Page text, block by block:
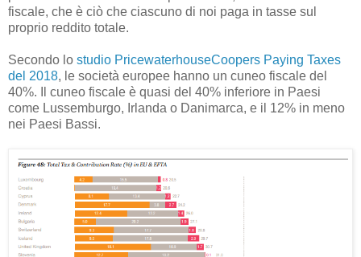
fiscale, che è ciò che ciascuno di noi paga in tasse sul
proprio reddito totale.
Secondo lo studio PricewaterhouseCoopers Paying Taxes
del 2018, le società europee hanno un cuneo fiscale del
40%. Il cuneo fiscale è quasi del 40% inferiore in Paesi
come Lussemburgo, Irlanda o Danimarca, e il 12% in meno
nei Paesi Bassi.